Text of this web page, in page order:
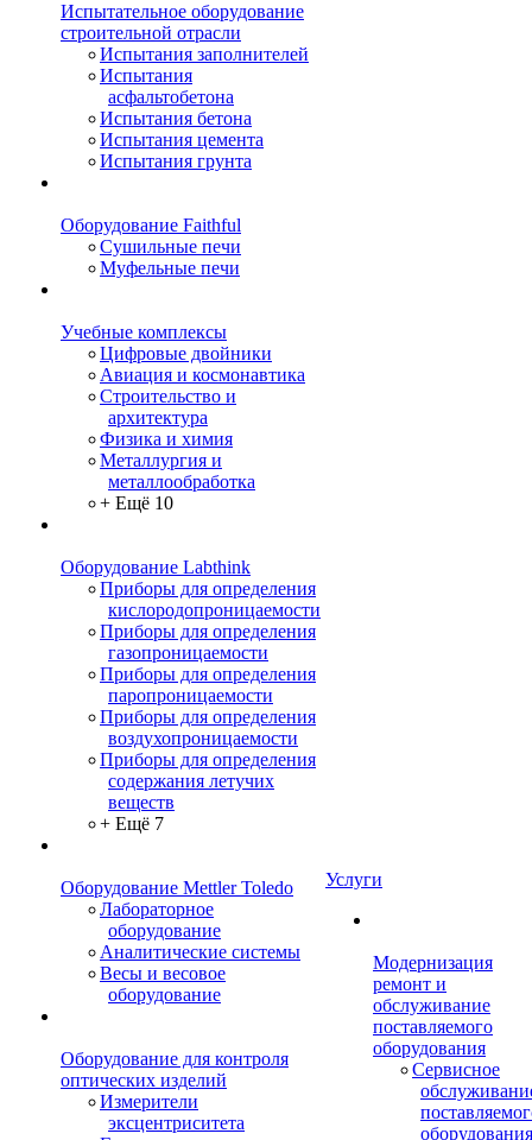
Испытательное оборудование
строительной отрасли
Испытания заполнителей
Испытания
асфальтобетона
Испытания бетона
Испытания цемента
Испытания грунта
Оборудование Faithful
Сушильные печи
Муфельные печи
Учебные комплексы
Цифровые двойники
Авиация и космонавтика
Строительство и
архитектура
Физика и химия
Металлургия и
металлообработка
+ Ещё 10
Оборудование Labthink
Приборы для определения
кислородопроницаемости
Приборы для определения
газопроницаемости
Приборы для определения
паропроницаемости
Приборы для определения
воздухопроницаемости
Приборы для определения
содержания летучих
веществ
+ Ещё 7
Оборудование Mettler Toledo
Лабораторное
оборудование
Аналитические системы
Весы и весовое
оборудование
Оборудование для контроля
оптических изделий
Измерители
эксцентриситета
Услуги
Модернизация
ремонт и
обслуживание
поставляемого
оборудования
Сервисное
оборудования